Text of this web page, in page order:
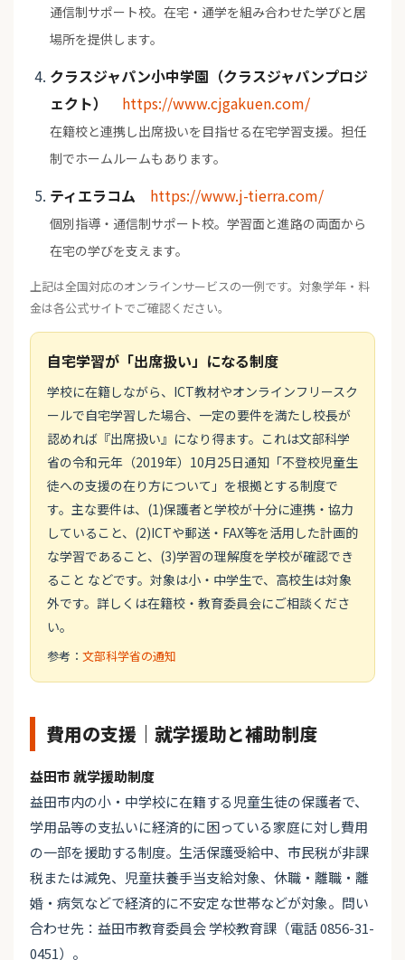
通信制サポート校。在宅・通学を組み合わせた学びと居
場所を提供します。
クラスジャパン小中学園（クラスジャパンプロジ
ェクト）
https://www.cjgakuen.com/
在籍校と連携し出席扱いを目指せる在宅学習支援。担任
制でホームルームもあります。
ティエラコム https://www.j-tierra.com/
個別指導・通信制サポート校。学習面と進路の両面から
在宅の学びを支えます。
上記は全国対応のオンラインサービスの一例です。対象学年・料
金は各公式サイトでご確認ください。
自宅学習が「出席扱い」になる制度
学校に在籍しながら、ICT教材やオンラインフリースク
ールで自宅学習した場合、一定の要件を満たし校長が
認めれば『出席扱い』になり得ます。これは文部科学
省の令和元年（2019年）10月25日通知「不登校児童生
徒への支援の在り方について」を根拠とする制度で
す。主な要件は、(1)保護者と学校が十分に連携・協力
していること、(2)ICTや郵送・FAX等を活用した計画的
な学習であること、(3)学習の理解度を学校が確認でき
ること などです。対象は小・中学生で、高校生は対象
外です。詳しくは在籍校・教育委員会にご相談くださ
い。
参考： 文部科学省の通知
費用の支援｜就学援助と補助制度
益田市 就学援助制度
益田市内の小・中学校に在籍する児童生徒の保護者で、
学用品等の支払いに経済的に困っている家庭に対し費用
の一部を援助する制度。生活保護受給中、市民税が非課
税または減免、児童扶養手当支給対象、休職・離職・離
婚・病気などで経済的に不安定な世帯などが対象。問い
合わせ先：益田市教育委員会 学校教育課（電話 0856-31-
0451）。